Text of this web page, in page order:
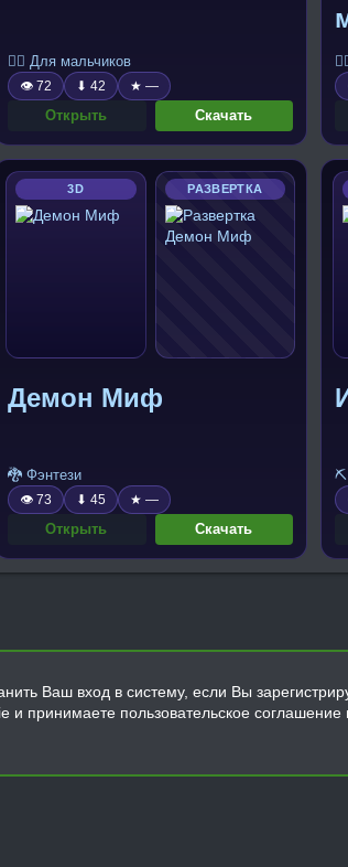
🧍‍♂️ Для мальчиков
👁 72 ⬇ 42 ★ —
Открыть Скачать
3D РАЗВЕРТКА
Демон Миф
🐉 Фэнтези
👁 73 ⬇ 45 ★ —
Открыть Скачать
⛏️
Ваш вход в систему, если Вы
принимаете пользовательское соглашение